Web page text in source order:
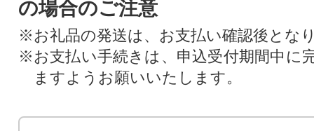
の場合のご注意
※お礼品の発送は、お支払い確認後とな
※お支払い手続きは、申込受付期間中に
ますようお願いいたします。